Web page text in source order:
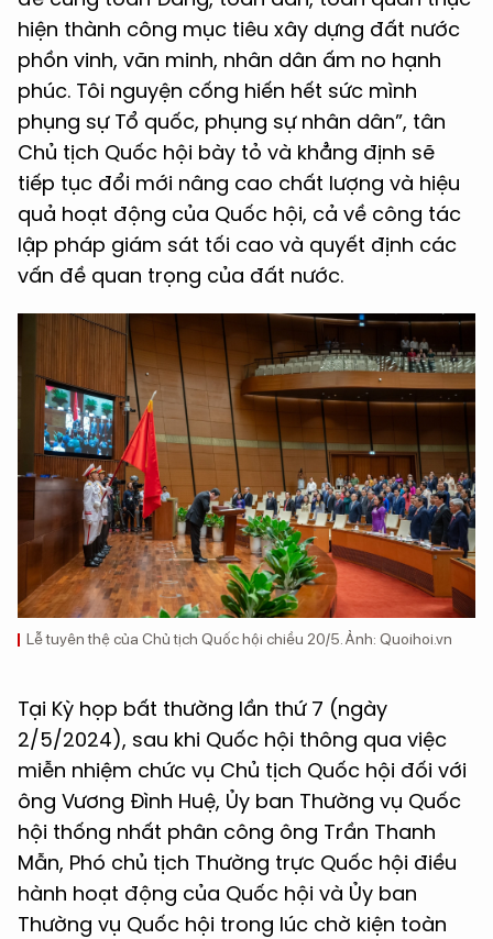
hiện thành công mục tiêu xây dựng đất nước
phồn vinh, văn minh, nhân dân ấm no hạnh
phúc. Tôi nguyện cống hiến hết sức mình
phụng sự Tổ quốc, phụng sự nhân dân”, tân
Chủ tịch Quốc hội bày tỏ và khẳng định sẽ
tiếp tục đổi mới nâng cao chất lượng và hiệu
quả hoạt động của Quốc hội, cả về công tác
lập pháp giám sát tối cao và quyết định các
vấn đề quan trọng của đất nước.
Lễ tuyên thệ của Chủ tịch Quốc hội chiều 20/5. Ảnh: Quoihoi.vn
Tại Kỳ họp bất thường lần thứ 7 (ngày
2/5/2024), sau khi Quốc hội thông qua việc
miễn nhiệm chức vụ Chủ tịch Quốc hội đối với
ông Vương Đình Huệ, Ủy ban Thường vụ Quốc
hội thống nhất phân công ông Trần Thanh
Mẫn, Phó chủ tịch Thường trực Quốc hội điều
hành hoạt động của Quốc hội và Ủy ban
Thường vụ Quốc hội trong lúc chờ kiện toàn